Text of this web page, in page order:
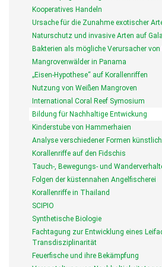
Kooperatives Handeln
Ursache für die Zunahme exotischer
Naturschutz und invasive Arten auf
Bakterien als mögliche Verursacher von
Mangrovenwälder in Panama
„Eisen-Hypothese“ auf Korallenriffen
Nutzung von Weißen Mangroven
International Coral Reef Symosium
Bildung für Nachhaltige Entwickung
Kinderstube von Hammerhaien
Analyse verschiedener Formen
Korallenriffe auf den Fidschis
Tauch-, Bewegungs- und
Folgen der küstennahen Angelfischerei
Korallenriffe in Thailand
SCIPIO
Synthetische Biologie
Fachtagung zur Entwicklung eines
Transdisziplinarität
Feuerfische und ihre Bekämpfung